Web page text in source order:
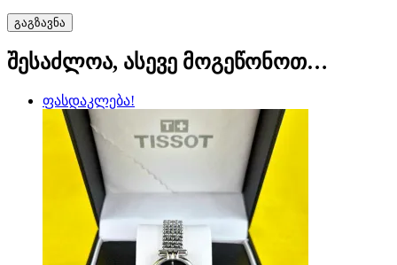
შესაძლოა, ასევე მოგეწონოთ…
ფასდაკლება!